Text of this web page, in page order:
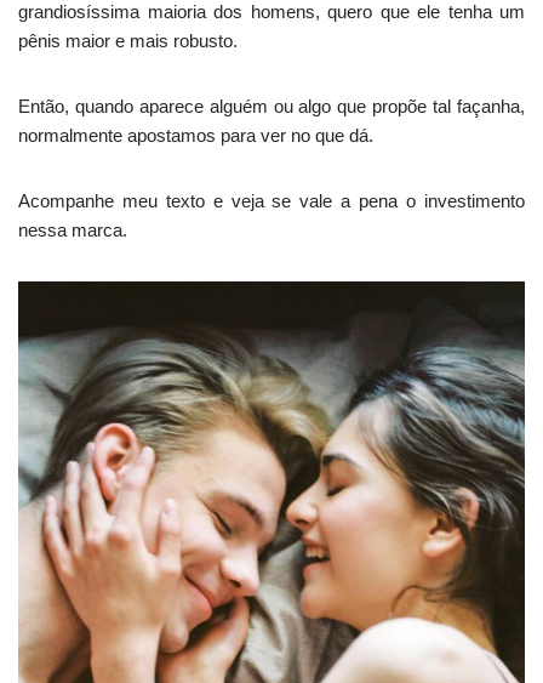
grandiosíssima maioria dos homens, quero que ele tenha um
pênis maior e mais robusto.
Então, quando aparece alguém ou algo que propõe tal façanha,
normalmente apostamos para ver no que dá.
Acompanhe meu texto e veja se vale a pena o investimento
nessa marca.